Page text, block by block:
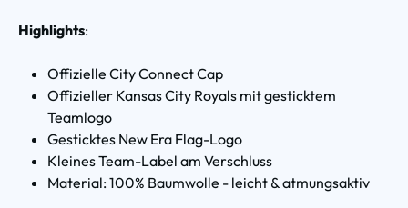
Highlights:
Offizielle City Connect Cap
Offizieller Kansas City Royals mit gesticktem
Teamlogo
Gesticktes New Era Flag-Logo
Kleines Team-Label am Verschluss
Material: 100% Baumwolle - leicht & atmungsaktiv